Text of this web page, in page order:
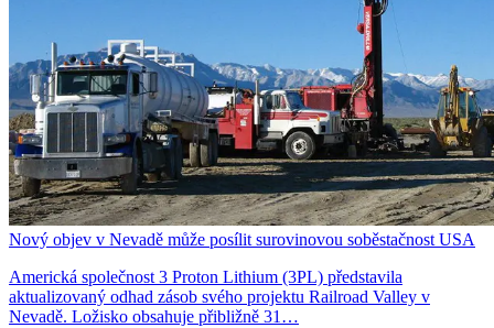
Nový objev v Nevadě může posílit surovinovou soběstačnost USA
Americká společnost 3 Proton Lithium (3PL) představila
aktualizovaný odhad zásob svého projektu Railroad Valley v
Nevadě. Ložisko obsahuje přibližně 31…